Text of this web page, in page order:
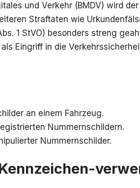
und Verkehr (BMDV) wird der
Straftaten wie
1 StVO) besonders streng
Eingriff in die
an einem Fahrzeug.
Nummernschildern.
Nummernschilder.